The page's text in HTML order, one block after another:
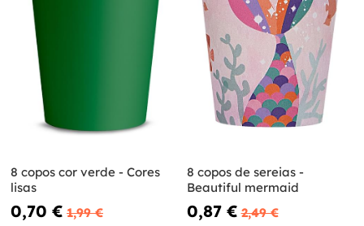
8 copos cor verde - Cores
lisas
0,70 € 1,99 €
8 copos de sereias -
Beautiful mermaid
0,87 € 2,49 €